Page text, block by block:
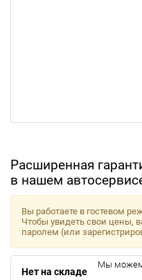
Расширенная
в нашем
Вы работаете в гостевом
Чтобы увидеть свои цены,
паролем (или
Нет на складе
Мы можем